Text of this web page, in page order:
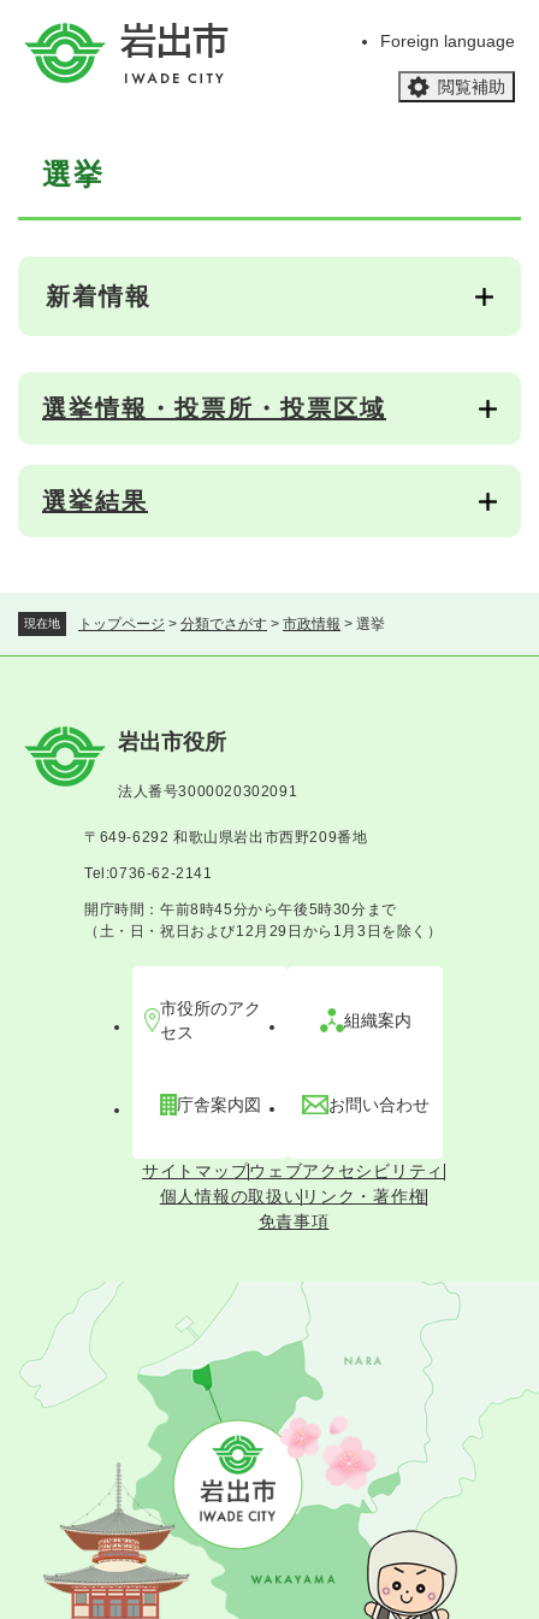
Foreign language
閲覧補助
現在地 トップページ > 分類でさがす > 市政情報 > 選挙
選挙
新着情報
選挙情報・投票所・投票区域
選挙結果
岩出市役所
法人番号3000020302091
〒649-6292 和歌山県岩出市西野209番地
Tel:0736-62-2141
開庁時間：午前8時45分から午後5時30分まで
（土・日・祝日および12月29日から1月3日を除く）
市役所のアク
セス
組織案内
庁舎案内図 お問い合わせ
サイトマップウェブアクセシビリティ
個人情報の取扱い リンク・著作権
免責事項